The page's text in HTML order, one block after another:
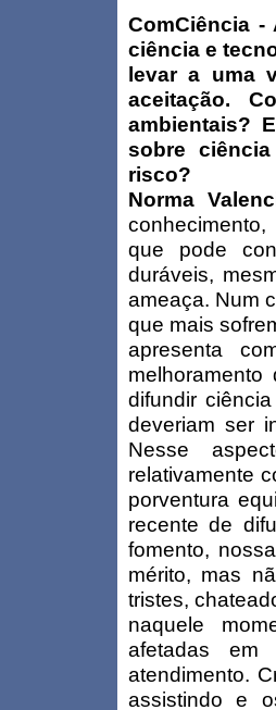
ComCiência
ciência e
levar a uma
aceitação.
ambientais?
sobre
risco?
Norma
que pode
duráveis,
ameaça. Num
que mais
apresenta
difundir
deveriam ser
Nesse
relativamente
porventura
recente de
fomento,
mérito, mas
tristes,
naquele
afetadas
atendimento.
assistindo e